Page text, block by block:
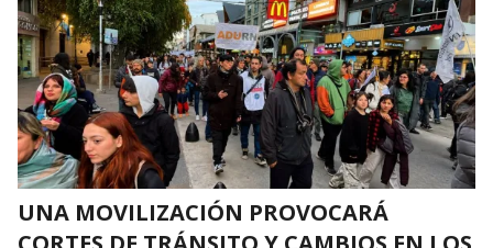
UNA MOVILIZACIÓN PROVOCARÁ